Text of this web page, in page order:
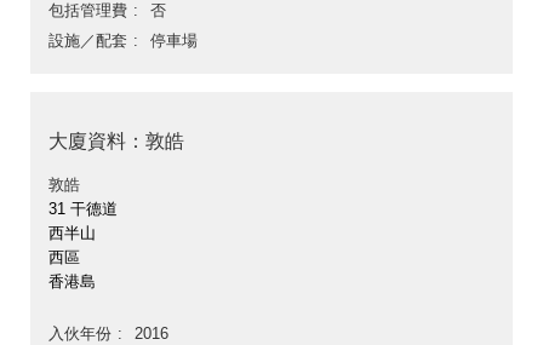
包括管理費
否
設施／配套
停車場
大廈資料：敦皓
敦皓
31 干德道
西半山
西區
香港島
入伙年份
2016